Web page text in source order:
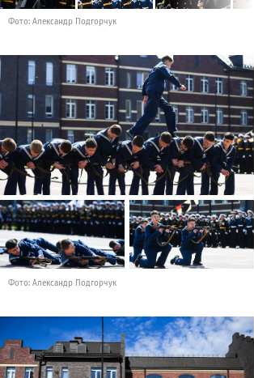
Фото: Александр Подгорчук
Фото: Александр Подгорчук